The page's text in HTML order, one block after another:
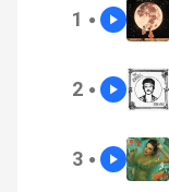
1 ●
2 ●
3 ●